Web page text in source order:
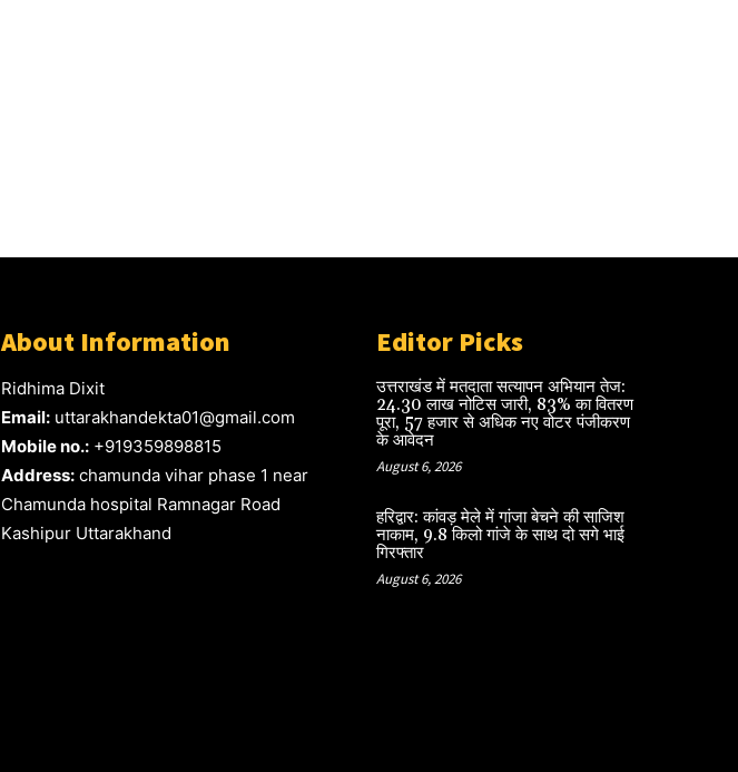
About Information
Ridhima Dixit
Email: uttarakhandekta01@gmail.com
Mobile no.: +919359898815
Address: chamunda vihar phase 1 near
Chamunda hospital Ramnagar Road
Kashipur Uttarakhand
Editor Picks
उत्तराखंड में मतदाता सत्यापन अभियान तेज:
24.30 लाख नोटिस जारी, 83% का वितरण
पूरा, 57 हजार से अधिक नए वोटर पंजीकरण
के आवेदन
August 6, 2026
हरिद्वार: कांवड़ मेले में गांजा बेचने की साजिश
नाकाम, 9.8 किलो गांजे के साथ दो सगे भाई
गिरफ्तार
August 6, 2026